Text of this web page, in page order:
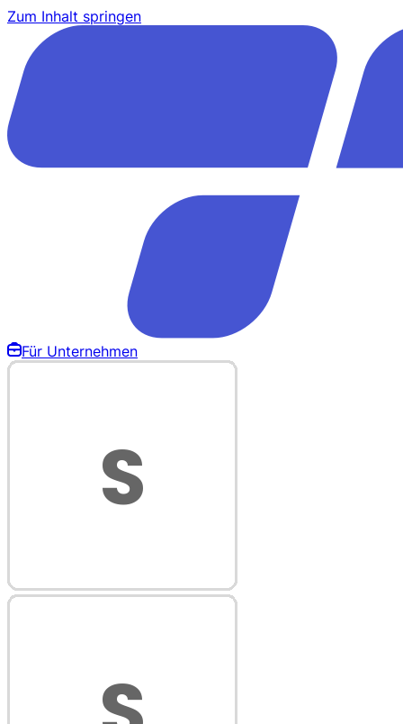
Zum Inhalt springen
Für Unternehmen